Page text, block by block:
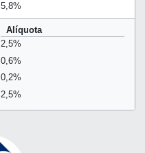
5,8%
Alíquota
2,5%
0,6%
0,2%
2,5%